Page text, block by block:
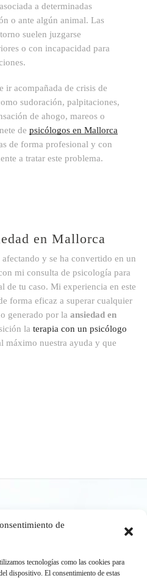
de
tecnologías como las cookies para
dispositivo. El consentimiento de estas
a determinadas
o ante algún animal. Las
suelen juzgarse
o con incapacidad para
ir acompañada de crisis de
sudoración, palpitaciones,
de ahogo, mareos o
de psicólogos en Mallorca
de forma profesional y con
a tratar este problema.
en Mallorca
afectando y se ha convertido en un
mi consulta de psicología para
de tu caso. Mi experiencia en este
forma eficaz a superar cualquier
generado por la ansiedad en
la terapia con un psicólogo
máximo nuestra ayuda y que